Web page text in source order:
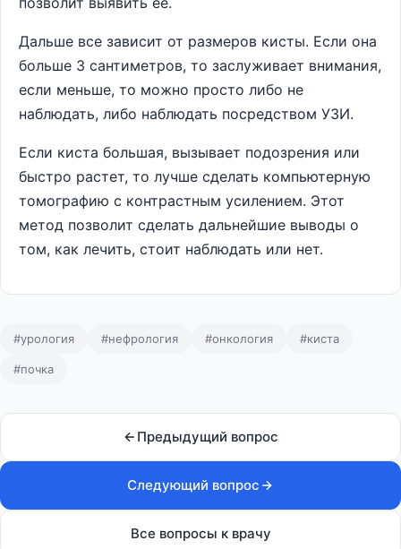
Дальше все зависит от размеров кисты. Если она
больше 3 сантиметров, то заслуживает внимания,
если меньше, то можно просто либо не
наблюдать, либо наблюдать посредством УЗИ.
Если киста большая, вызывает подозрения или
быстро растет, то лучше сделать компьютерную
томографию с контрастным усилением. Этот
метод позволит сделать дальнейшие выводы о
том, как лечить, стоит наблюдать или нет.
#урология #нефрология #онкология #киста
#почка
Предыдущий вопрос
Следующий вопрос
Все вопросы к врачу